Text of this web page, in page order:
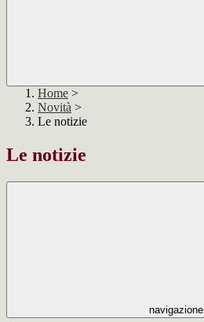
Home >
Novità >
Le notizie
Le notizie
navigazione